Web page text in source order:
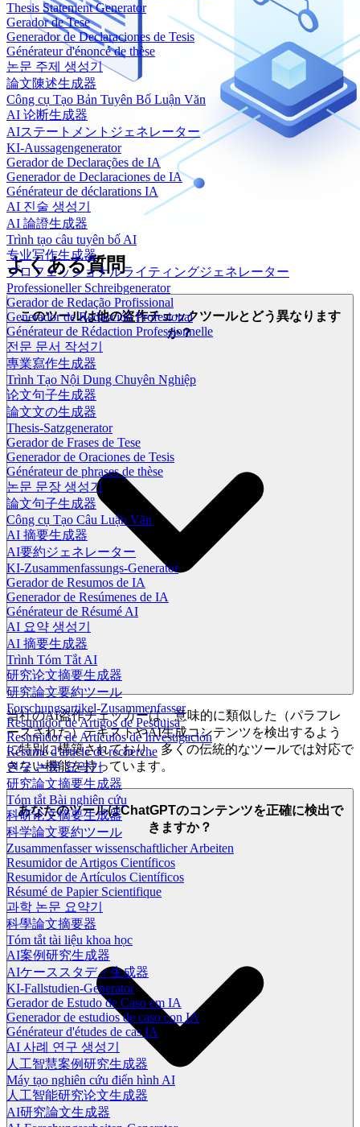
Thesis Statement Generator
Gerador de Tese
Generador de Declaraciones de Tesis
Générateur d'énoncé de thèse
논문 주제 생성기
論文陳述生成器
Công cụ Tạo Bản Tuyên Bố Luận Văn
AI 论断生成器
AIステートメントジェネレーター
KI-Aussagengenerator
Gerador de Declarações de IA
Generador de Declaraciones de IA
Générateur de déclarations IA
AI 진술 생성기
AI 論證生成器
Trình tạo câu tuyên bố AI
专业写作生成器
プロフェッショナルライティングジェネレーター
Professioneller Schreibgenerator
Gerador de Redação Profissional
Generador de Redacción Profesional
Générateur de Rédaction Professionnelle
전문 문서 작성기
專業寫作生成器
Trình Tạo Nội Dung Chuyên Nghiệp
论文句子生成器
論文文の生成器
Thesis-Satzgenerator
Gerador de Frases de Tese
Generador de Oraciones de Tesis
Générateur de phrases de thèse
논문 문장 생성기
論文句子生成器
Công cụ Tạo Câu Luận Văn
AI 摘要生成器
AI要約ジェネレーター
KI-Zusammenfassungs-Generator
Gerador de Resumos de IA
Generador de Resúmenes de IA
Générateur de Résumé AI
AI 요약 생성기
AI 摘要生成器
Trình Tóm Tắt AI
研究论文摘要生成器
研究論文要約ツール
Forschungsartikel-Zusammenfasser
Resumidor de Artigos de Pesquisa
Resumidor de Artículos de Investigación
Résumé d'article de recherche
연구 논문 요약기
研究論文摘要生成器
Tóm tắt Bài nghiên cứu
科研论文摘要生成器
科学論文要約ツール
Zusammenfasser wissenschaftlicher Arbeiten
Resumidor de Artigos Científicos
Resumidor de Artículos Científicos
Résumé de Papier Scientifique
과학 논문 요약기
科學論文摘要器
Tóm tắt tài liệu khoa học
AI案例研究生成器
AIケーススタディ生成器
KI-Fallstudien-Generator
Gerador de Estudo de Caso em IA
Generador de estudios de caso con IA
Générateur d'études de cas IA
AI 사례 연구 생성기
人工智慧案例研究生成器
Máy tạo nghiên cứu điển hình AI
人工智能研究论文生成器
AI研究論文生成器
よくある質問
このツールは他の盗作チェックツールとどう異なります
か？
当社のAI盗作チェッカーは、意味的に類似した（パラフレ
ーズされた）テキストやAI生成コンテンツを検出するよう
に特別に構築されており、多くの伝統的なツールでは対応で
きない機能を持っています。
あなたのツールはChatGPTのコンテンツを正確に検出で
きますか？